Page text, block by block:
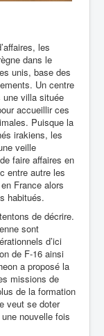
les
dans le
unis, base des
Un centre
une villa située
accueillir ces
Puisque la
irakiens, les
veille
faire affaires en
entre autre les
France alors
habitués.
de décrire.
sont
d’ici
de F-16 ainsi
a proposé la
missions de
de la formation
veut se doter
une nouvelle fois